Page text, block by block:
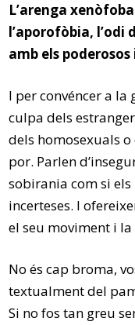
L’arenga
l’aporofòbia, l’odi
amb els
I per convéncer a la
culpa dels
dels homosexuals
por. Parlen
sobirania com si
incerteses. I
el seu moviment i la
No és cap broma,
textualment del
Si no fos tan greu